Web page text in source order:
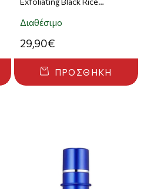
80ml
Διαθέσιμο
29,90€
ΠΡΟΣΘΉΚΗ